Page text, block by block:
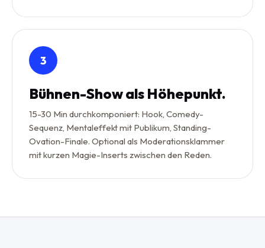
3
Bühnen-Show als Höhepunkt.
15-30 Min durchkomponiert: Hook, Comedy-
Sequenz, Mentaleffekt mit Publikum, Standing-
Ovation-Finale. Optional als Moderationsklammer
mit kurzen Magie-Inserts zwischen den Reden.